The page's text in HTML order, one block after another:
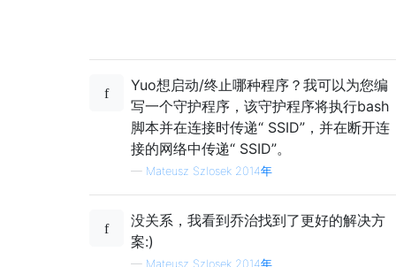
Yuo想启动/终止哪种程序？我可以为您编
写一个守护程序，该守护程序将执行bash
脚本并在连接时传递“ SSID”，并在断开连
接的网络中传递“ SSID”。
— Mateusz Szlosek 2014年
没关系，我看到乔治找到了更好的解决方
案:)
— Mateusz Szlosek 2014年